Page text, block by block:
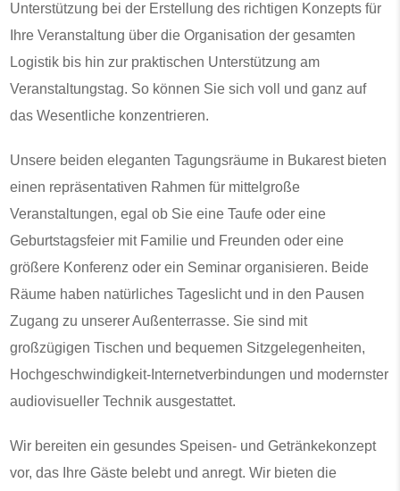
Unterstützung bei der Erstellung des richtigen Konzepts für
Ihre Veranstaltung über die Organisation der gesamten
Logistik bis hin zur praktischen Unterstützung am
Veranstaltungstag. So können Sie sich voll und ganz auf
das Wesentliche konzentrieren.
Unsere beiden eleganten Tagungsräume in Bukarest bieten
einen repräsentativen Rahmen für mittelgroße
Veranstaltungen, egal ob Sie eine Taufe oder eine
Geburtstagsfeier mit Familie und Freunden oder eine
größere Konferenz oder ein Seminar organisieren. Beide
Räume haben natürliches Tageslicht und in den Pausen
Zugang zu unserer Außenterrasse. Sie sind mit
großzügigen Tischen und bequemen Sitzgelegenheiten,
Hochgeschwindigkeit-Internetverbindungen und modernster
audiovisueller Technik ausgestattet.
Wir bereiten ein gesundes Speisen- und Getränkekonzept
vor, das Ihre Gäste belebt und anregt. Wir bieten die